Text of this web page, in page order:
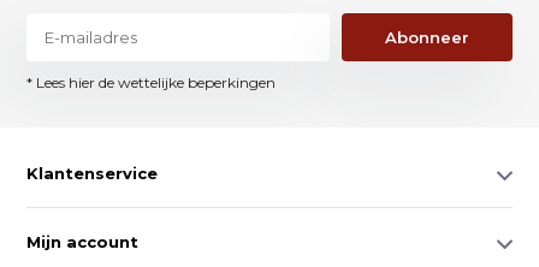
Abonneer
* Lees hier de wettelijke beperkingen
Klantenservice
Mijn account